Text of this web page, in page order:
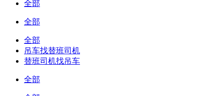
全部
全部
全部
吊车找替班司机
替班司机找吊车
全部